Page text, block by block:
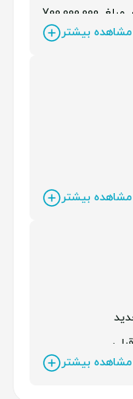
ضمانت بازگشت از سفر حداقل به مبلغ 700.000.000
معادل آن
در زمان ثبت نام
مشاهده بیشتر
مشاهده بیشتر
مشاهده بیشتر